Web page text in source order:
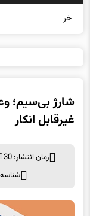
خرید بیمه: س
شارژ بی‌سیم؛
غیرقابل انکار
زمان انتشار: 30 آگوست 2025 ساعت 18:18
شناسه